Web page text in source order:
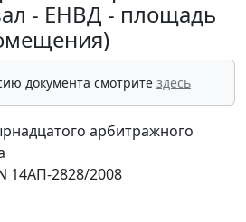
- ЕНВД - площадь
документа смотрите здесь
арбитражного
14АП-2828/2008